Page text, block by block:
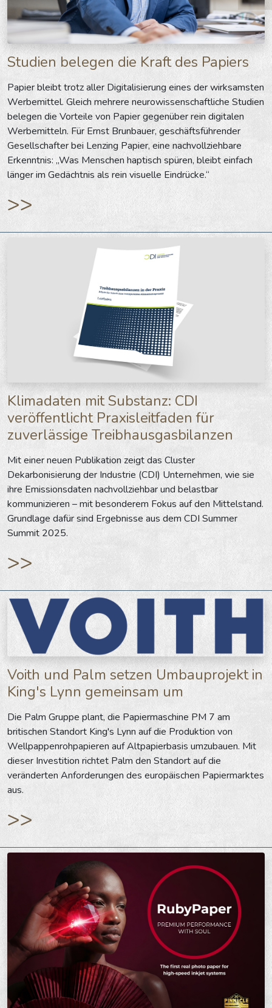
Studien belegen die Kraft des Papiers
Papier bleibt trotz aller Digitalisierung eines der wirksamsten
Werbemittel. Gleich mehrere neurowissenschaftliche Studien
belegen die Vorteile von Papier gegenüber rein digitalen
Werbemitteln. Für Ernst Brunbauer, geschäftsführender
Gesellschafter bei Lenzing Papier, eine nachvollziehbare
Erkenntnis: „Was Menschen haptisch spüren, bleibt einfach
länger im Gedächtnis als rein visuelle Eindrücke.“
>>
Klimadaten mit Substanz: CDI
veröffentlicht Praxisleitfaden für
zuverlässige Treibhausgasbilanzen
Mit einer neuen Publikation zeigt das Cluster
Dekarbonisierung der Industrie (CDI) Unternehmen, wie sie
ihre Emissionsdaten nachvollziehbar und belastbar
kommunizieren – mit besonderem Fokus auf den Mittelstand.
Grundlage dafür sind Ergebnisse aus dem CDI Summer
Summit 2025.
>>
Voith und Palm setzen Umbauprojekt in
King's Lynn gemeinsam um
Die Palm Gruppe plant, die Papiermaschine PM 7 am
britischen Standort King's Lynn auf die Produktion von
Wellpappenrohpapieren auf Altpapierbasis umzubauen. Mit
dieser Investition richtet Palm den Standort auf die
veränderten Anforderungen des europäischen Papiermarktes
aus.
>>